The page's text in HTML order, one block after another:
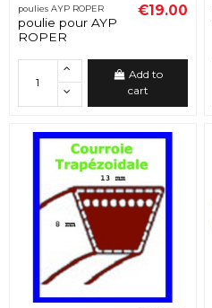
poulies AYP ROPER
poulie pour AYP
ROPER
€19.00
Add to
cart